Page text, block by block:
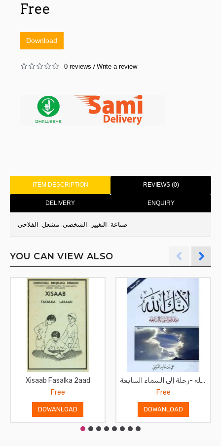
Free
Download
0 reviews / Write a review
ITEM DESCRIPTION REVIEWS (0)
DELIVERY ENQUIRY
صناعة_التغيير_الشخصي_مشعل_الفلاحي
YOU CAN VIEW ALSO
Xisaab Fasalka 2aad
Free
DOWANLOAD
لأنك الله -رحلة إلى السماء السابعة
Free
DOWANLOAD